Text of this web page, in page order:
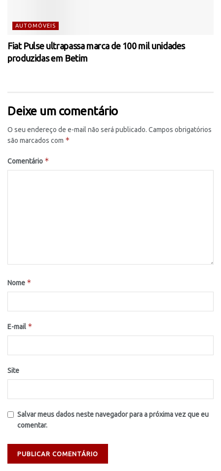
AUTOMÓVEIS
Fiat Pulse ultrapassa marca de 100 mil unidades
produzidas em Betim
Deixe um comentário
O seu endereço de e-mail não será publicado. Campos obrigatórios
são marcados com *
Comentário *
Nome *
E-mail *
Site
Salvar meus dados neste navegador para a próxima vez que eu
comentar.